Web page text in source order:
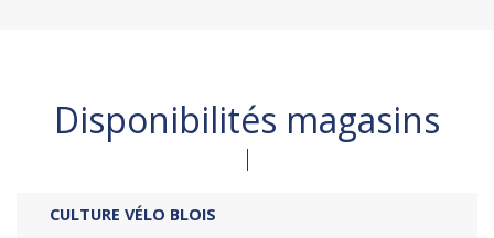
Disponibilités magasins
CULTURE VÉLO BLOIS